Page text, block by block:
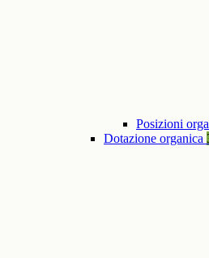
Posizioni
Dotazione organica